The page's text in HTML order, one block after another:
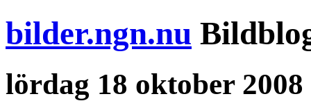
bilder.ngn.nu
lördag 18 oktober 2008